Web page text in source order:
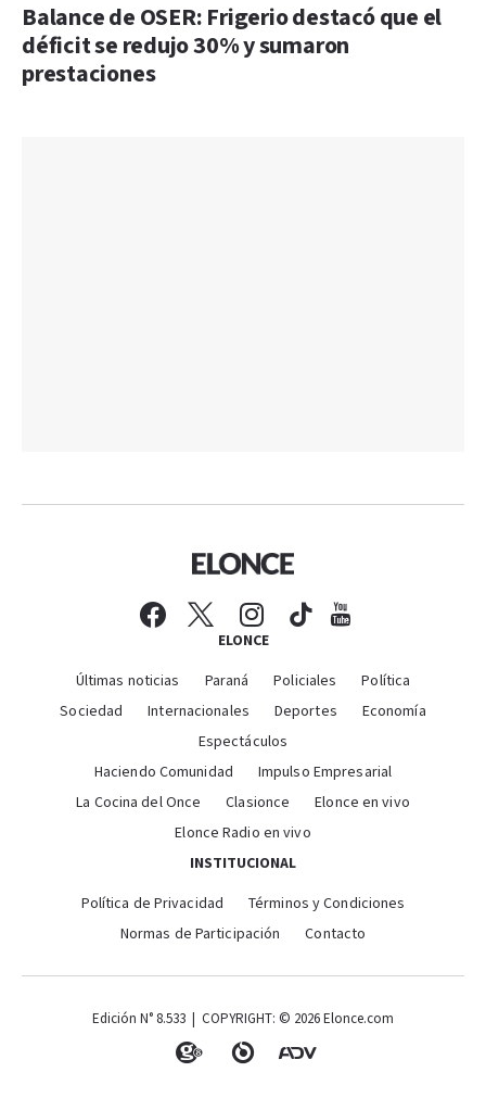
Balance de OSER: Frigerio destacó que el
déficit se redujo 30% y sumaron
prestaciones
ELONCE
Últimas noticias Paraná Policiales
Política
Sociedad
Internacionales Deportes
Economía
Espectáculos
Haciendo Comunidad
Impulso Empresarial
La Cocina del Once
Clasionce
Elonce en vivo
Elonce Radio en vivo
INSTITUCIONAL
Política de Privacidad
Términos y Condiciones
Normas de Participación
Contacto
Edición N° 8.533 | COPYRIGHT: © 2026 Elonce.com